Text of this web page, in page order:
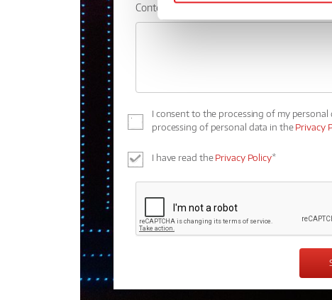
Contents: *
I consent to the processing of my
processing of personal data in thePrivacy
I have read thePrivacy Policy*